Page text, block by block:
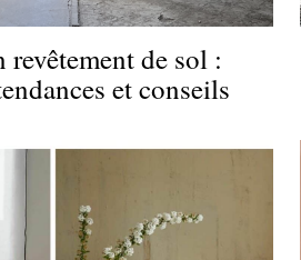
de sol :
et conseils